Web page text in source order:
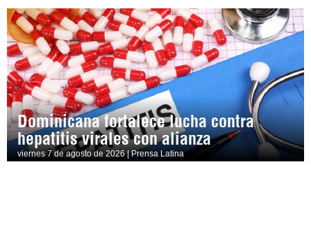
Dominicana fortalece lucha contra
hepatitis virales con alianza
viernes 7 de agosto de 2026 | Prensa Latina